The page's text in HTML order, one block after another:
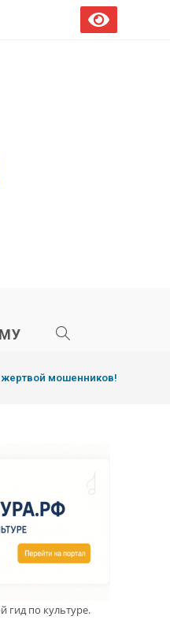
жертвой мошенников!
гид по культуре.